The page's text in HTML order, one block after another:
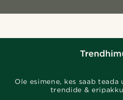
Ole esimene, kes saab
trendide &